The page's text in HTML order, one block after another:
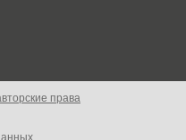
права